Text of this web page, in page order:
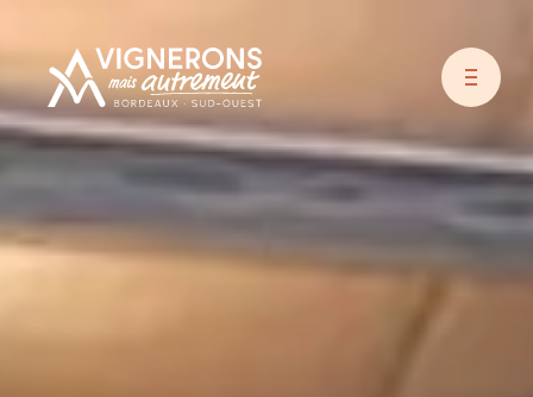
Vignerons Autrement